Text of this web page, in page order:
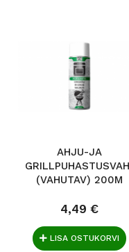
AHJU-JA
(VAHUTAV) 200M
4,49 €
LISA OSTUKORVI